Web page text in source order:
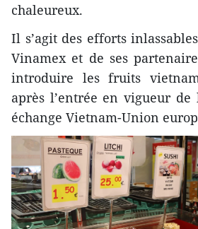
chaleureux.
Il s’agit des efforts
Vinamex et de ses
introduire les fruits
après l’entrée en vigueur de
échange Vietnam-Union